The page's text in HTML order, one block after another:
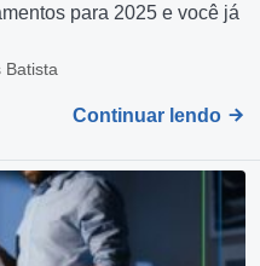
para 2025 e você já
Batista
Continuar lendo